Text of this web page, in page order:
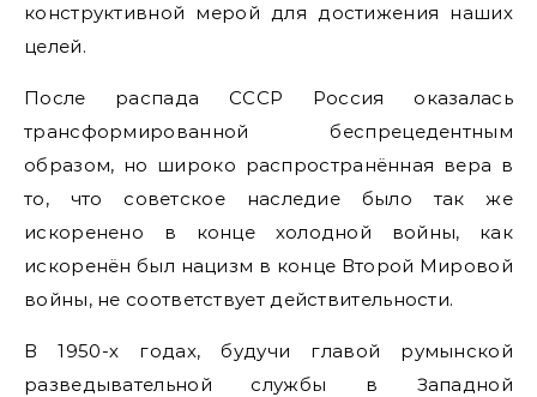
конструктивной мерой для достижения наших
целей.
После распада СССР Россия оказалась
трансформированной беспрецедентным
образом, но широко распространённая вера в
то, что советское наследие было так же
искоренено в конце холодной войны, как
искоренён был нацизм в конце Второй Мировой
войны, не соответствует действительности.
В 1950-х годах, будучи главой румынской
разведывательной службы в Западной